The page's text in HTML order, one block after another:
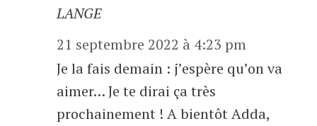
LANGE
21 septembre 2022 à 4:23 pm
Je la fais demain : j’espère qu’on va
aimer… Je te dirai ça très
prochainement ! A bientôt Adda,